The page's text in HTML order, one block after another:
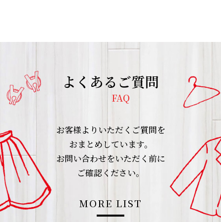
よくあるご質問
FAQ
お客様よりいただくご質問を
おまとめしています。
お問い合わせをいただく前に
ご確認ください。
MORE LIST